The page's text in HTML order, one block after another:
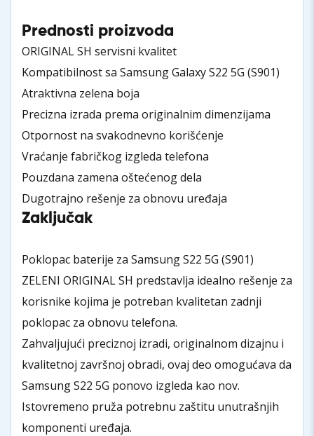
Prednosti proizvoda
ORIGINAL SH servisni kvalitet
Kompatibilnost sa Samsung Galaxy S22 5G (S901)
Atraktivna zelena boja
Precizna izrada prema originalnim dimenzijama
Otpornost na svakodnevno korišćenje
Vraćanje fabričkog izgleda telefona
Pouzdana zamena oštećenog dela
Dugotrajno rešenje za obnovu uređaja
Zaključak
Poklopac baterije za Samsung S22 5G (S901)
ZELENI ORIGINAL SH predstavlja idealno rešenje za
korisnike kojima je potreban kvalitetan zadnji
poklopac za obnovu telefona.
Zahvaljujući preciznoj izradi, originalnom dizajnu i
kvalitetnoj završnoj obradi, ovaj deo omogućava da
Samsung S22 5G ponovo izgleda kao nov.
Istovremeno pruža potrebnu zaštitu unutrašnjih
komponenti uređaja.